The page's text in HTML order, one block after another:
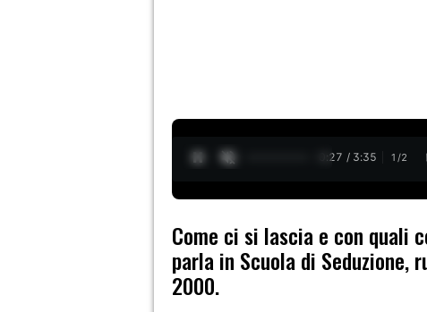
0:28 / 3:35 1 /2
Come ci si lascia e con quali
parla in Scuola di Seduzione,
2000.